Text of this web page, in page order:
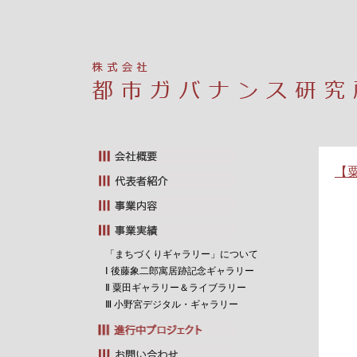
「まちづくりギャラリー」について
Ⅰ 後藤象二郎寓居跡記念ギャラリー
Ⅱ 粟田ギャラリー＆ライブラリー
Ⅲ 小野宮デジタル・ギャラリー
【